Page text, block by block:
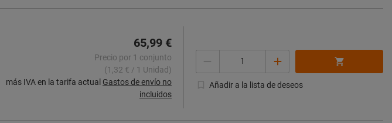
65,99 €
Precio por 1 conjunto
(1,32 € / 1 Unidad)
más IVA en la tarifa actual Gastos de envío no
incluidos
Añadir a la lista de deseos